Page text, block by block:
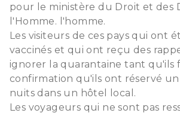
pour le ministère du Droit et des
l'Homme. l'homme.
Les visiteurs de ces pays qui ont
vaccinés et qui ont reçu des
ignorer la quarantaine tant qu'ils
confirmation qu'ils ont réservé
nuits dans un hôtel local.
Les voyageurs qui ne sont pas